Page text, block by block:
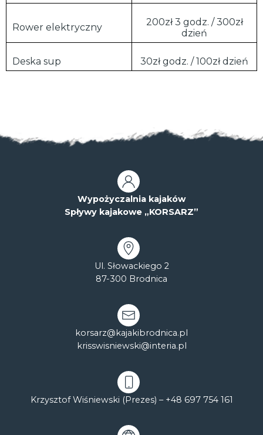
Rower elektryczny
200zł 3 godz. / 300zł
dzień
Deska sup 30zł godz. / 100zł dzień
Wypożyczalnia kajaków
Spływy kajakowe „KORSARZ”
Ul. Słowackiego 2
87-300 Brodnica
korsarz@kajakibrodnica.pl
krisswisniewski@interia.pl
Krzysztof Wiśniewski (Prezes) – +48 697 754 161